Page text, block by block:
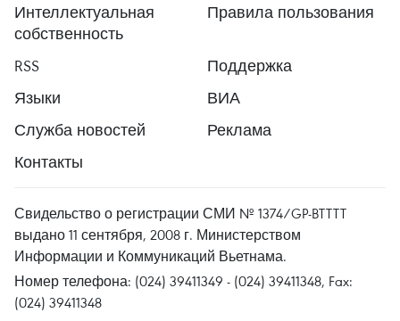
Интеллектуальная
собственность
Правила пользования
RSS
Поддержка
Языки
ВИА
Служба новостей
Реклама
Контакты
Свидельство о регистрации СМИ № 1374/GP-BTTTT
выдано 11 сентября, 2008 г. Министерством
Информации и Коммуникаций Вьетнама.
Номер телефона: (024) 39411349 - (024) 39411348, Fax:
(024) 39411348